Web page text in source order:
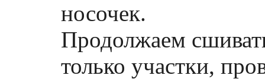
носочек.
Продолжаем
только участки,